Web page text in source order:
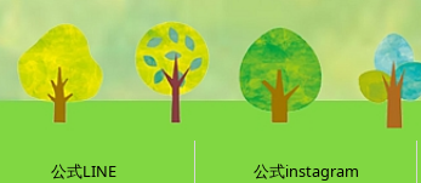
公式LINE 公式instagram